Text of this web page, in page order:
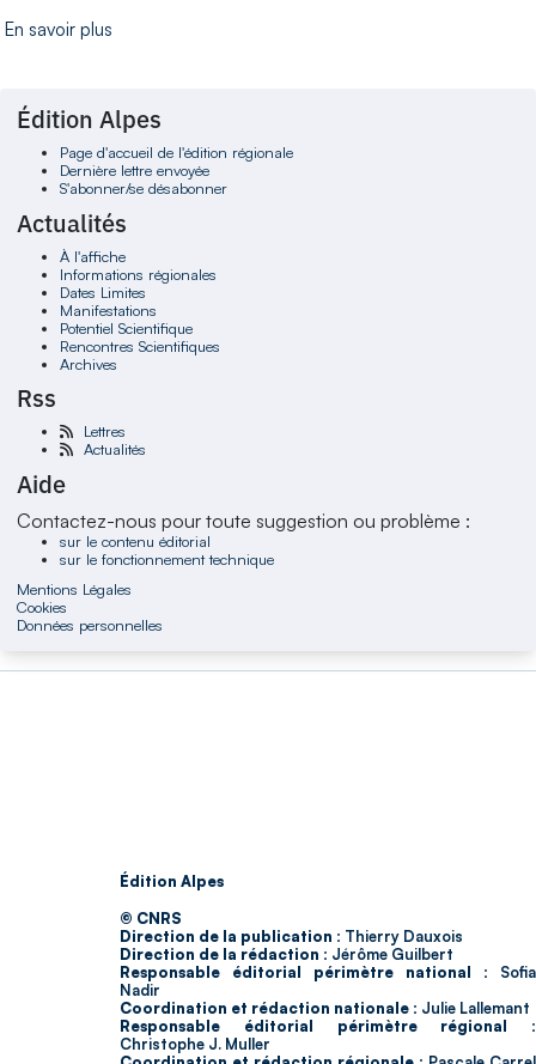
En savoir plus
Édition Alpes
Page d'accueil de l'édition régionale
Dernière lettre envoyée
S'abonner/se désabonner
Actualités
À l'affiche
Informations régionales
Dates Limites
Manifestations
Potentiel Scientifique
Rencontres Scientifiques
Archives
Rss
Lettres
Actualités
Aide
Contactez-nous pour toute suggestion ou problème :
sur le contenu éditorial
sur le fonctionnement technique
Mentions Légales
Cookies
Données personnelles
Édition Alpes
© CNRS
Direction de la publication : Thierry Dauxois
Direction de la rédaction : Jérôme Guilbert
Responsable éditorial périmètre national : Sofia
Nadir
Coordination et rédaction nationale : Julie Lallemant
Responsable éditorial périmètre régional :
Christophe J. Muller